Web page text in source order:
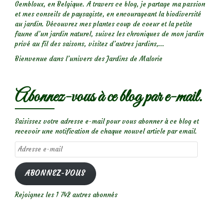
Gembloux, en Belgique. A travers ce blog, je partage ma passion
et mes conseils de paysagiste, en encourageant la biodiversité
au jardin. Découvrez mes plantes coup de coeur et la petite
faune d’un jardin naturel, suivez les chroniques de mon jardin
privé au fil des saisons, visitez d’autres jardins,...
Bienvenue dans l’univers des Jardins de Malorie
Abonnez-vous à ce blog par e-mail.
Saisissez votre adresse e-mail pour vous abonner à ce blog et
recevoir une notification de chaque nouvel article par email.
Adresse
e-
mail
ABONNEZ-VOUS
Rejoignez les 1 742 autres abonnés